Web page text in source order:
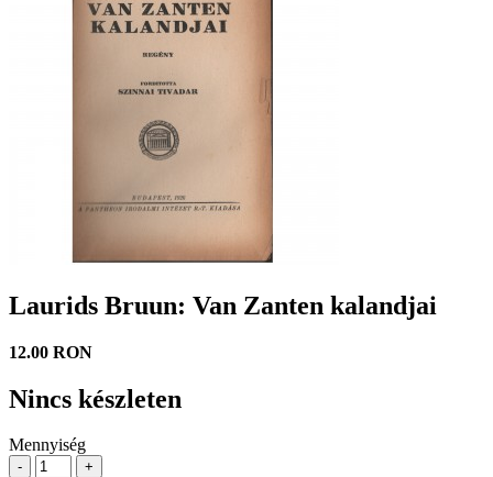
Laurids Bruun: Van Zanten kalandjai
12.00 RON
Nincs készleten
Mennyiség
- +